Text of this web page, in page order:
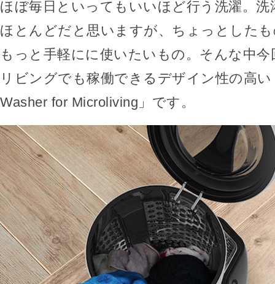
ほぼ毎日といってもいいほど行う洗濯。
ほとんどだと思いますが、ちょっとした
もっと手軽にに使いたいもの。そんな中
リビングでも稼働できるデザイン性の高
Washer for Microliving」です。